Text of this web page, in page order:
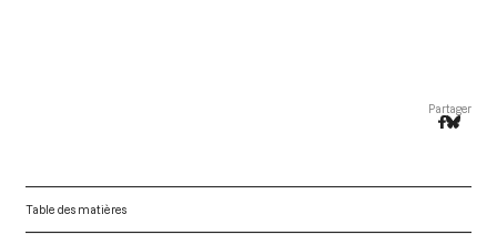
Partager
Table des matières